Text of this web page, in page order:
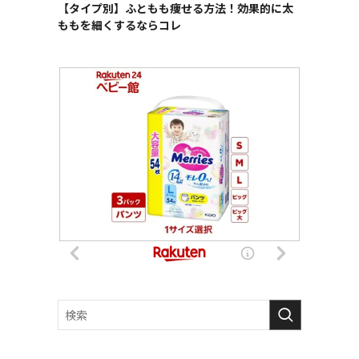
【タイプ別】ふともも痩せる方法！効果的に太
ももを細くするならコレ